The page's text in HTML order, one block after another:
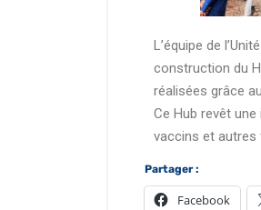
L’équipe de
construction du
réalisées grâce
Ce Hub revêt
vaccins et autres
Partager :
Facebook